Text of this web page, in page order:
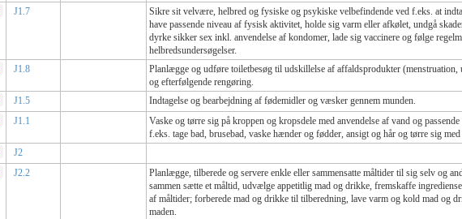
J1.7
Sikre sit velvære, helbred og fysiske og psykiske velbefindende ved f.eks. at
have passende niveau af fysisk aktivitet, holde sig varm eller afkølet, undgå
dyrke sikker sex inkl. anvendelse af kondomer, lade sig vaccinere og følge
helbredsundersøgelser.
J1.8
Planlægge og udføre toiletbesøg til udskillelse af affaldsprodukter
og efterfølgende rengøring.
J1.5
Indtagelse og bearbejdning af fødemidler og væsker gennem munden.
J1.1
Vaske og tørre sig på kroppen og kropsdele med anvendelse af vand og
f.eks. tage bad, brusebad, vaske hænder og fødder, ansigt og hår og tørre sig
J2
J2.2
Planlægge, tilberede og servere enkle eller sammensatte måltider til sig selv og
sammen sætte et måltid, udvælge appetitlig mad og drikke, fremskaffe
af måltider; forberede mad og drikke til tilberedning, lave varm og kold mad og
maden.